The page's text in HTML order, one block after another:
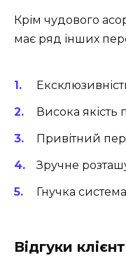
Крім чудового
має ряд інших
Висока якість
Привітний
Зручне
Гнучка
Відгуки